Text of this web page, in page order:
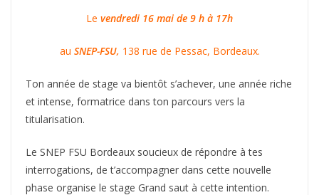
Le vendredi 16 mai de 9 h à 17h
au SNEP-FSU, 138 rue de Pessac, Bordeaux.
Ton année de stage va bientôt s’achever, une année riche
et intense, formatrice dans ton parcours vers la
titularisation.
Le SNEP FSU Bordeaux soucieux de répondre à tes
interrogations, de t’accompagner dans cette nouvelle
phase organise le stage Grand saut à cette intention.